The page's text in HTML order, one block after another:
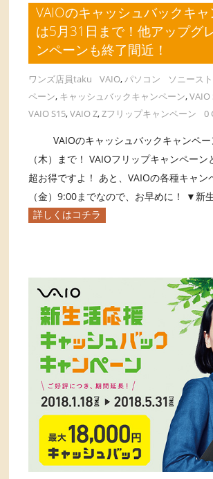
VAIOのキャッシュバックキ
は5月31日まで！他アップグ
ンペーンも終了間近！
ワンズ店員taku VAIO, パソコン ソニース
ペーン, キャッシュバックキャンペーン,VAIO
VAIO S15,VAIO Z,Zフリップキャンペーン 0
VAIOのキャッシュバックキャンペー
（木）まで！ VAIOフリップキャンペー
超お得ですよ！ あと、VAIOの各種キャン
（金）9:00までなので、お早めに！ ▼新
詳しくはコチラ